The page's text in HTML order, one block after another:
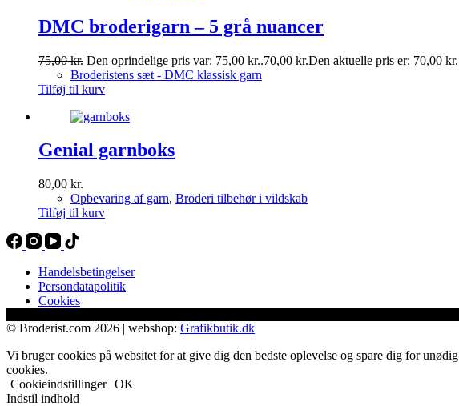
DMC broderigarn – 5 grå nuancer
75,00kr. Den oprindelige pris var: 75,00 kr..70,00 kr.Den aktuelle pris er: 70,00
Broderistens sæt - DMC klassisk garn
Tilføj til kurv
Genial garnboks
80,00 kr.
Opbevaring af garn, Broderi tilbehør i vildskab
Tilføj til kurv
Handelsbetingelser
Persondatapolitik
Cookies
© Broderist.com 2026 | webshop: Grafikbutik.dk
Vi bruger cookies på websitet for at give dig den bedste oplevelse og spare dig for
cookies.
Cookieindstillinger OK
Indstil indhold